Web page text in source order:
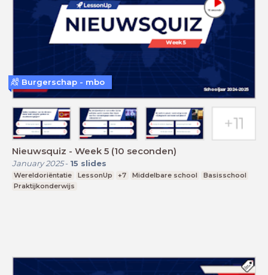
Nieuwsquiz - Week 5 (10 seconden)
January 2025- 15 slides
Wereldoriëntatie LessonUp +7 Middelbare school
Basisschool
Praktijkonderwijs
Burgerschap - mbo